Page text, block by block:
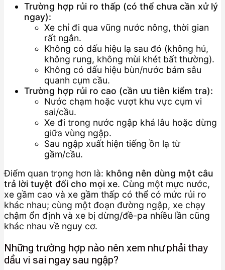
Trường hợp rủi ro thấp (có thể chưa cần xử lý
ngay):
Xe chỉ đi qua vũng nước nông, thời gian
rất ngắn.
Không có dấu hiệu lạ sau đó (không hú,
không rung, không mùi khét bất thường).
Không có dấu hiệu bùn/nước bám sâu
quanh cụm cầu.
Trường hợp rủi ro cao (cần ưu tiên kiểm tra):
Nước chạm hoặc vượt khu vực cụm vi
sai/cầu.
Xe đi trong nước ngập khá lâu hoặc dừng
giữa vùng ngập.
Sau ngập xuất hiện tiếng ồn lạ từ
gầm/cầu.
Điểm quan trọng hơn là: không nên dùng một câu
trả lời tuyệt đối cho mọi xe. Cùng một mực nước,
xe gầm cao và xe gầm thấp có thể có mức rủi ro
khác nhau; cùng một đoạn đường ngập, xe chạy
chậm ổn định và xe bị dừng/đề-pa nhiều lần cũng
khác nhau về nguy cơ.
Những trường hợp nào nên xem như phải thay
dầu vi sai ngay sau ngập?